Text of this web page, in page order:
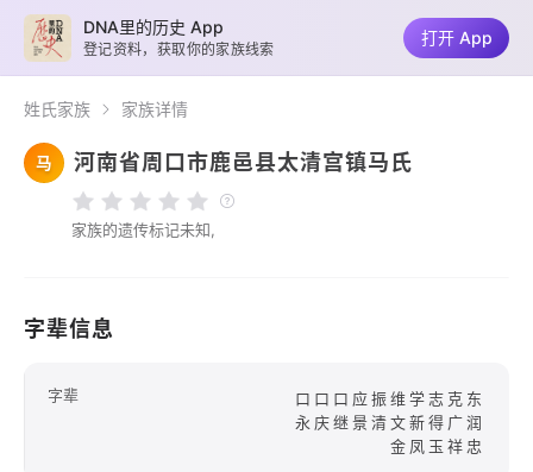
姓氏家族 家族详情
马 河南省周口市鹿邑县太清宫镇马氏
家族的遗传标记未知,
字辈信息
字辈
口口口应振维学志克东
永庆继景清文新得广润
金凤玉祥忠
DNA里的历史 App
登记资料，获取你的家族线索
打开 App